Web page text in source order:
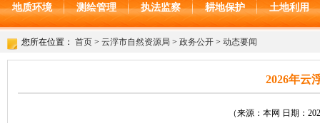
地质环境
测绘管理 执法监察 耕地保护 土地利用
您所在位置： 首页 > 云浮市自然资源局 > 政务公开 > 动态要闻
2026年云
（来源：本网 日期：